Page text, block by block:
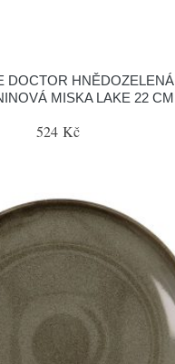
DOCTOR HNĚDOZELENÁ
MISKA LAKE 22 CM
524 Kč